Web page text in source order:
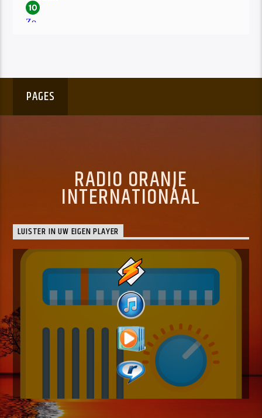
PAGES
RADIO ORANJE
INTERNATIONAAL
LUISTER IN UW EIGEN PLAYER